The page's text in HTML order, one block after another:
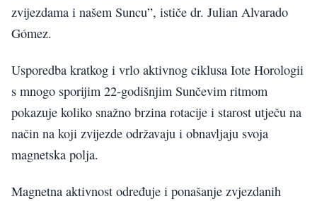
zvijezdama i našem Suncu”, ističe dr. Julian Alvarado
Gómez.
Usporedba kratkog i vrlo aktivnog ciklusa Iote Horologii
s mnogo sporijim 22-godišnjim Sunčevim ritmom
pokazuje koliko snažno brzina rotacije i starost utječu na
način na koji zvijezde održavaju i obnavljaju svoja
magnetska polja.
Magnetna aktivnost određuje i ponašanje zvjezdanih